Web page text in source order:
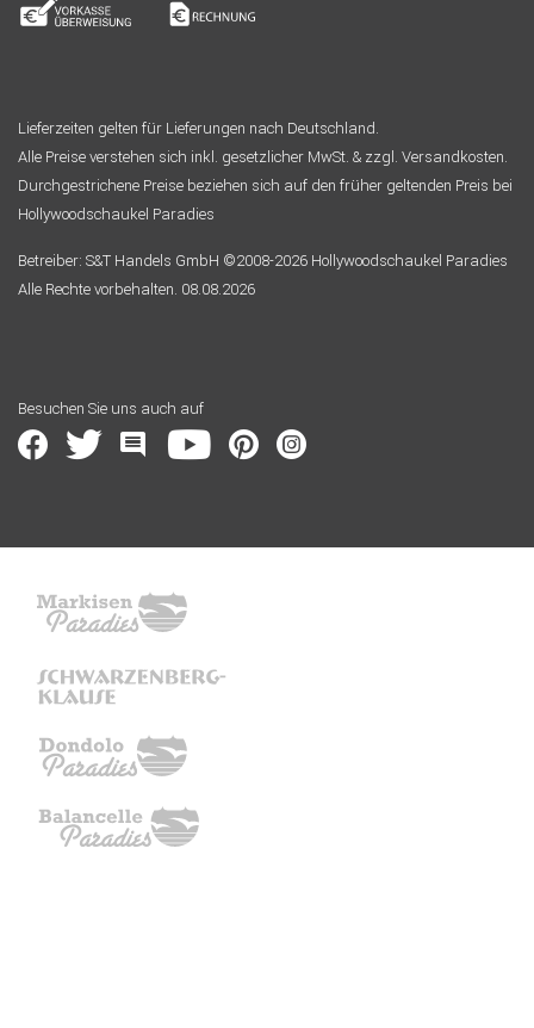
Lieferzeiten gelten für Lieferungen nach Deutschland.
Alle Preise verstehen sich inkl. gesetzlicher MwSt. & zzgl. Versandkosten.
Durchgestrichene Preise beziehen sich auf den früher geltenden Preis bei
Hollywoodschaukel Paradies
Betreiber: S&T Handels GmbH ©2008-2026 Hollywoodschaukel Paradies
Alle Rechte vorbehalten. 08.08.2026
Besuchen Sie uns auch auf